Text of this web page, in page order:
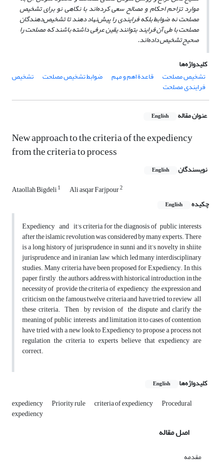
موارد تزاحم احکام و مصالح سعی کرده‌اند با نگاهی نو برای تشخیص
مصلحت نه ضوابط بلکه فرایندی را پیش‌نهاد دهند تا تشخیص‌دهندگان
مصلحت با طی آن فرایند بتوانند یقین عرفی داشته باشند که مصلحت را
صحیح تشخیص داده‌اند.
کلیدواژه‌ها
تشخیص مصلحت
قاعدة اهم و مهم ضوابط تشخیص مصلحت تشخیص
فرایندی مصلحت
عنوان مقاله English
New approach to the criteria of the expediency
from the criteria to process
نویسندگان English
Ataollah Bigdeli1 Ali asqar Farjpour2
چکیده English
Expediency and it's criteria for the diagnosis of public interests
after the islamic revolution was considered by many experts. There
is a long history of jurisprudence in sunni and it’s novelty in shiite
jurisprudence and in iranian law, which led many interdisciplinary
studies. Many criteria have been proposed for Expediency. In this
paper, firstly , the authors address with historical introduction in the
necessity of provide the criteria of expediency ,the expression and
criticism on the famous twelve criteria and have tried to review all
these criteria. Then , by revision of the dispute and clarify the
meaning of public interests and limitation it to cases of contention,
have tried with a new look to Expediency to propose a process not
regulation the criteria to experts believe that expediency are
correct.
کلیدواژه‌ها English
expediency Priority rule criteria of expediency Procedural
expediency
اصل مقاله
مقدمه